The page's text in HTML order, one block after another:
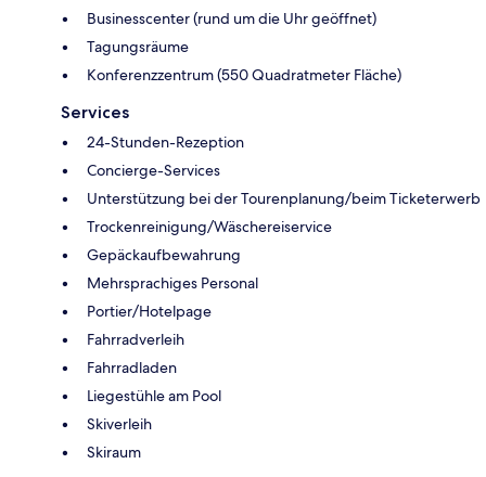
Businesscenter (rund um die Uhr geöffnet)
Tagungsräume
Konferenzzentrum (550 Quadratmeter Fläche)
Services
24-Stunden-Rezeption
Concierge-Services
Unterstützung bei der Tourenplanung/beim Ticketerwerb
Trockenreinigung/Wäschereiservice
Gepäckaufbewahrung
Mehrsprachiges Personal
Portier/Hotelpage
Fahrradverleih
Fahrradladen
Liegestühle am Pool
Skiverleih
Skiraum